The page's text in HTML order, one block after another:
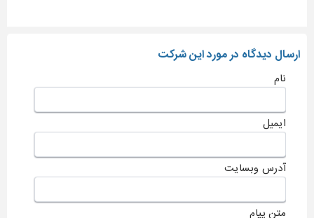
ارسال دیدگاه در مورد این شرکت
نام
ایمیل
آدرس وبسایت
متن پیام